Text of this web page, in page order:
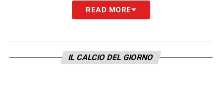
READ MORE
IL CALCIO DEL GIORNO